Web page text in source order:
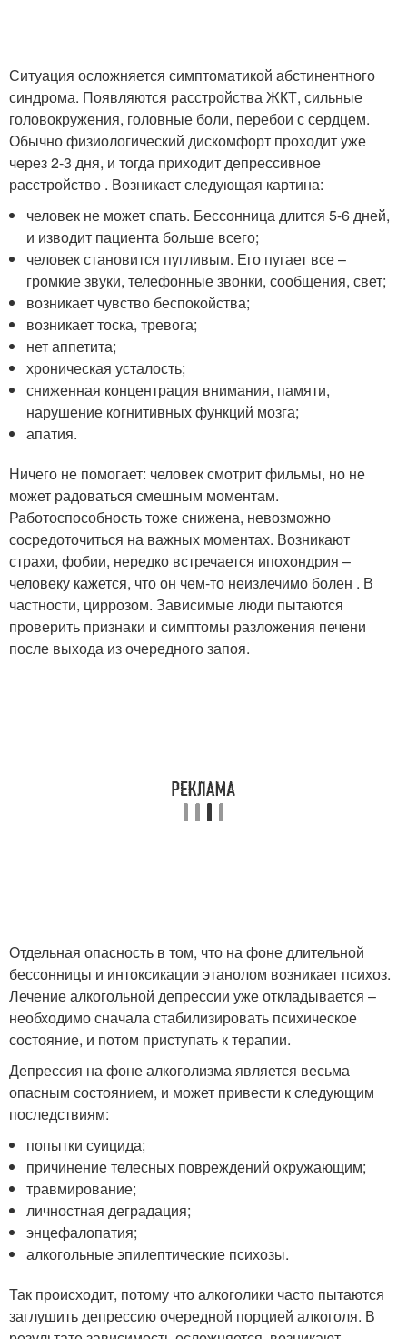
Ситуация осложняется симптоматикой абстинентного
синдрома. Появляются расстройства ЖКТ, сильные
головокружения, головные боли, перебои с сердцем.
Обычно физиологический дискомфорт проходит уже
через 2-3 дня, и тогда приходит депрессивное
расстройство . Возникает следующая картина:
человек не может спать. Бессонница длится 5-6 дней,
и изводит пациента больше всего;
человек становится пугливым. Его пугает все –
громкие звуки, телефонные звонки, сообщения, свет;
возникает чувство беспокойства;
возникает тоска, тревога;
нет аппетита;
хроническая усталость;
сниженная концентрация внимания, памяти,
нарушение когнитивных функций мозга;
апатия.
Ничего не помогает: человек смотрит фильмы, но не
может радоваться смешным моментам.
Работоспособность тоже снижена, невозможно
сосредоточиться на важных моментах. Возникают
страхи, фобии, нередко встречается ипохондрия –
человеку кажется, что он чем-то неизлечимо болен . В
частности, циррозом. Зависимые люди пытаются
проверить признаки и симптомы разложения печени
после выхода из очередного запоя.
Отдельная опасность в том, что на фоне длительной
бессонницы и интоксикации этанолом возникает психоз.
Лечение алкогольной депрессии уже откладывается –
необходимо сначала стабилизировать психическое
состояние, и потом приступать к терапии.
Депрессия на фоне алкоголизма является весьма
опасным состоянием, и может привести к следующим
последствиям:
попытки суицида;
причинение телесных повреждений окружающим;
травмирование;
личностная деградация;
энцефалопатия;
алкогольные эпилептические психозы.
Так происходит, потому что алкоголики часто пытаются
заглушить депрессию очередной порцией алкоголя. В